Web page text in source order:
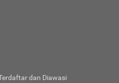
dan Diawasi